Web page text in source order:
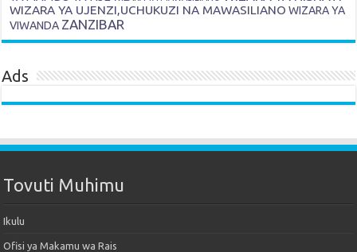
WIZARA YA UJENZI,UCHUKUZI NA MAWASILIANO WIZARA YA
VIWANDA ZANZIBAR
Ads
Tovuti Muhimu
Ikulu
Ofisi ya Makamu wa Rais